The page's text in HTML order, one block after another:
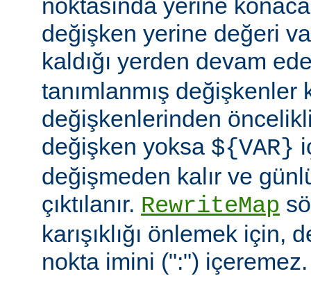
noktasında yerine
değişken yerine değeri
kaldığı yerden devam
tanımlanmış değişkenler
değişkenlerinden
değişken yoksa ${VAR}
değişmeden kalır ve
çıktılanır. RewriteMap
karışıklığı önlemek için,
nokta imini (":") içeremez.